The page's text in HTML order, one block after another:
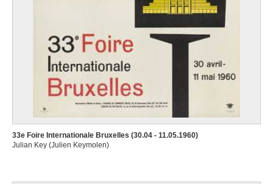
33e Foire Internationale Bruxelles (30.04 - 11.05.1960)
Julian Key (Julien Keymolen)